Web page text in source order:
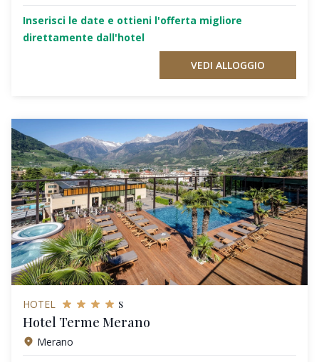
Inserisci le date e ottieni l'offerta migliore
direttamente dall'hotel
VEDI ALLOGGIO
HOTEL s
Hotel Terme Merano
Merano